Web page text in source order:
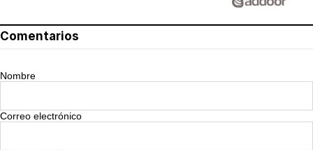
Comentarios
Nombre
Correo electrónico